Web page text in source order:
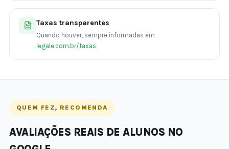
Taxas transparentes
Quando houver, sempre informadas em
legale.com.br/taxas.
QUEM FEZ, RECOMENDA
AVALIAÇÕES REAIS DE ALUNOS NO